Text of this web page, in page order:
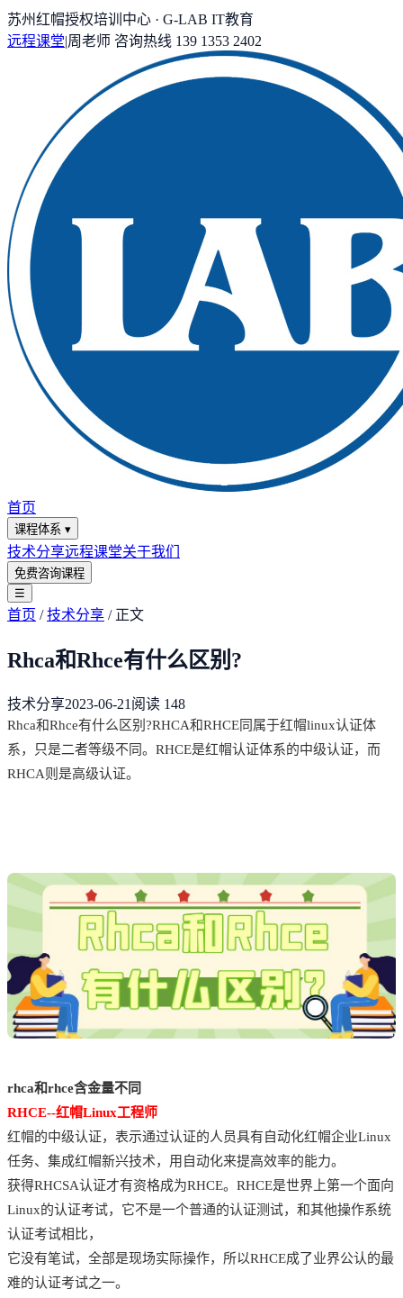
苏州红帽授权培训中心 · G-LAB IT教育
远程课堂|周老师 咨询热线 139 1353 2402
首页
课程体系 ▾
技术分享远程课堂关于我们
免费咨询课程
☰
首页 /技术分享 / 正文
Rhca和Rhce有什么区别?
技术分享2023-06-21 阅读 148
Rhca和Rhce有什么区别?RHCA和RHCE同属于红帽linux认证体
系，只是二者等级不同。RHCE是红帽认证体系的中级认证，而
RHCA则是高级认证。
rhca和rhce含金量不同
RHCE--红帽Linux工程师
红帽的中级认证，表示通过认证的人员具有自动化红帽企业Linux
任务、集成红帽新兴技术，用自动化来提高效率的能力。
获得RHCSA认证才有资格成为RHCE。RHCE是世界上第一个面向
Linux的认证考试，它不是一个普通的认证测试，和其他操作系统
认证考试相比，
它没有笔试，全部是现场实际操作，所以RHCE成了业界公认的最
难的认证考试之一。